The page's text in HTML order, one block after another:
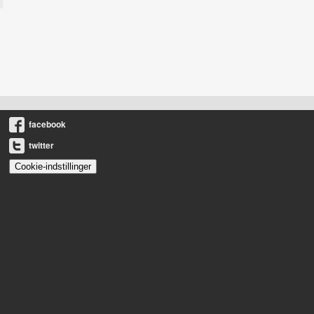
facebook
twitter
Cookie-indstillinger